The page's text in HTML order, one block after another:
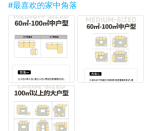
#最喜欢的家中角落